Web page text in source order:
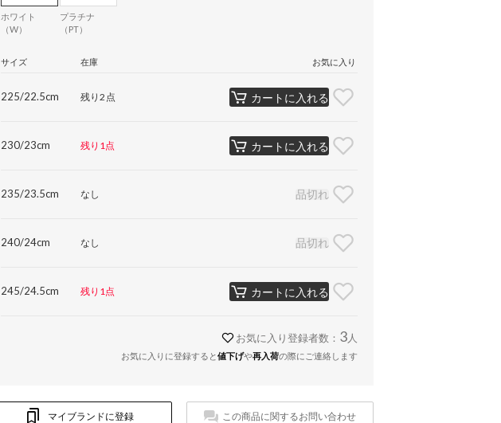
ホワイト
（W）
プラチナ
（PT）
サイズ 在庫 お気に入り
225/22.5cm 残り2点 カートに入れる
230/23cm 残り1点 カートに入れる
235/23.5cm なし 品切れ
240/24cm なし 品切れ
245/24.5cm 残り1点 カートに入れる
お気に入り登録者数： 3 人
お気に入りに登録すると値下げや再入荷の際にご連絡します
マイブランドに登録 この商品に関するお問い合わせ